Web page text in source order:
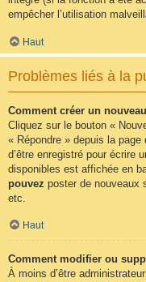
empêcher l’utilisation
Haut
Problèmes liés à la
Comment créer un
Cliquez sur le bouton «
« Répondre » depuis la
d’être enregistré pour écrire
disponibles est affichée en
pouvez poster de nouveaux
etc.
Haut
Comment modifier ou
À moins d’être